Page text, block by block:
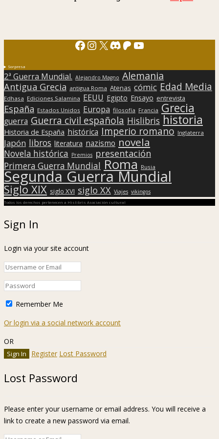
Facebook
Instagram
X Discord
Patreon
YouTube
Sorpresa
2ª Guerra Mundial. Alejandro Magno Alemania
Antigua Grecia antigua Roma Atenas cómic Edad Media
Edhasa Ediciones Salamina EEUU Egipto Ensayo entrevista
España Estados Unidos Europa filosofía Francia Grecia
guerra Guerra civil española Hislibris historia
Historia de España histórica Imperio romano Inglaterra
Japón libros literatura nazismo novela
Novela histórica Premios presentación
Primera Guerra Mundial Roma Rusia
Segunda Guerra Mundial
Siglo XIX siglo XVI siglo XX Viajes vikingos
Todos los derechos pertenecen a Hislibris Asociación cultural
Sign In
Login via your site account
Remember Me
Or login via a social network account
OR
Register Lost Password
Lost Password
Please enter your username or email address. You will receive a
link to create a new password via email.